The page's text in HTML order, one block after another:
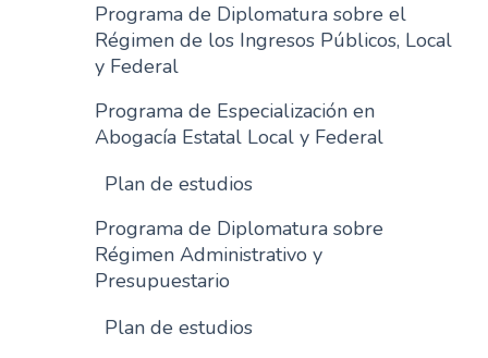
Programa de Diplomatura sobre el
Régimen de los Ingresos Públicos, Local
y Federal
Programa de Especialización en
Abogacía Estatal Local y Federal
Plan de estudios
Programa de Diplomatura sobre
Régimen Administrativo y
Presupuestario
Plan de estudios